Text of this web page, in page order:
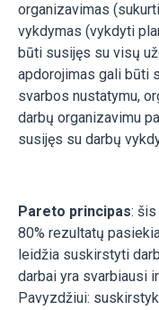
organizavimas
vykdymas (vykdyti
būti susijęs su visų
apdorojimas gali būti
svarbos nustatymu,
darbų organizavimu
susijęs su darbų
Pareto principas:
80% rezultatų
leidžia suskirstyti
darbai yra svarbiausi
Pavyzdžiui: